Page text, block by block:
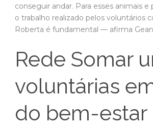
conseguir andar. Para esses animais e
o trabalho realizado pelos voluntários
Roberta é fundamental — afirma
Rede Somar
voluntárias
do bem-estar